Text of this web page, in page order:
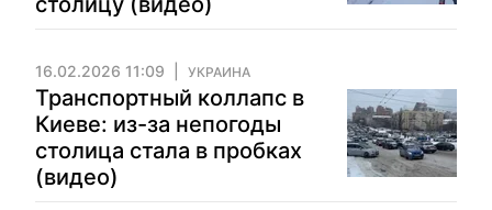
16.02.2026 11:09 УКРАИНА
Транспортный коллапс в
Киеве: из-за непогоды
столица стала в пробках
(видео)